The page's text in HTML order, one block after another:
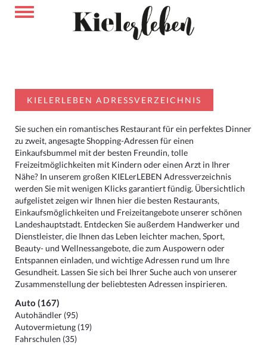
KIELERLEBEN ADRESSVERZEICHNIS
Sie suchen ein romantisches Restaurant für ein perfektes Dinner
zu zweit, angesagte Shopping-Adressen für einen
Einkaufsbummel mit der besten Freundin, tolle
Freizeitmöglichkeiten mit Kindern oder einen Arzt in Ihrer
Nähe? In unserem großen KIELerLEBEN Adressverzeichnis
werden Sie mit wenigen Klicks garantiert fündig. Übersichtlich
aufgelistet zeigen wir Ihnen hier die besten Restaurants,
Einkaufsmöglichkeiten und Freizeitangebote unserer schönen
Landeshauptstadt. Entdecken Sie außerdem Handwerker und
Dienstleister, die Ihnen das Leben leichter machen, Sport,
Beauty- und Wellnessangebote, die zum Auspowern oder
Entspannen einladen, und wichtige Adressen rund um Ihre
Gesundheit. Lassen Sie sich bei Ihrer Suche auch von unserer
Zusammenstellung der beliebtesten Adressen inspirieren.
Auto (167)
Autohändler (95)
Autovermietung (19)
Fahrschulen (35)